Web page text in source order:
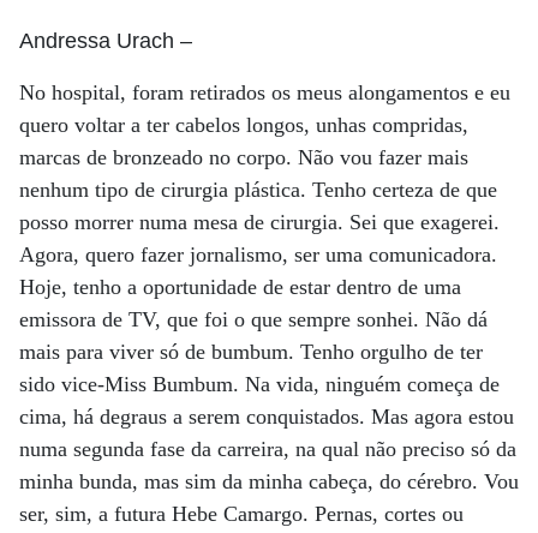
Andressa Urach –
No hospital, foram retirados os meus alongamentos e eu
quero voltar a ter cabelos longos, unhas compridas,
marcas de bronzeado no corpo. Não vou fazer mais
nenhum tipo de cirurgia plástica. Tenho certeza de que
posso morrer numa mesa de cirurgia. Sei que exagerei.
Agora, quero fazer jornalismo, ser uma comunicadora.
Hoje, tenho a oportunidade de estar dentro de uma
emissora de TV, que foi o que sempre sonhei. Não dá
mais para viver só de bumbum. Tenho orgulho de ter
sido vice-Miss Bumbum. Na vida, ninguém começa de
cima, há degraus a serem conquistados. Mas agora estou
numa segunda fase da carreira, na qual não preciso só da
minha bunda, mas sim da minha cabeça, do cérebro. Vou
ser, sim, a futura Hebe Camargo. Pernas, cortes ou